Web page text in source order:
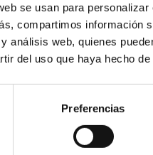
se usan para
compartimos información
análisis web, quienes
del uso que haya hecho
Preferencias